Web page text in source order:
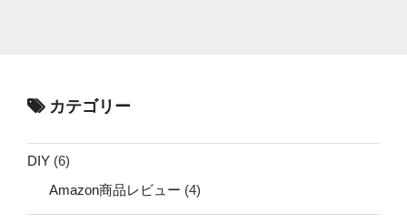
カテゴリー
DIY (6)
Amazon商品レビュー (4)